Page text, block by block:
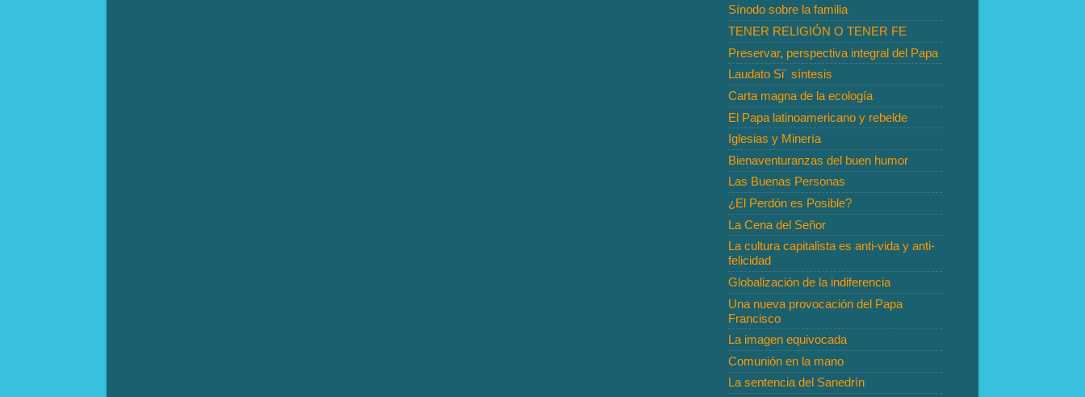
Sínodo sobre la familia
TENER RELIGIÓN O TENER FE
Preservar, perspectiva integral del Papa
Laudato Si´ síntesis
Carta magna de la ecología
El Papa latinoamericano y rebelde
Iglesias y Minería
Bienaventuranzas del buen humor
Las Buenas Personas
¿El Perdón es Posible?
La Cena del Señor
La cultura capitalista es anti-vida y anti-
felicidad
Globalización de la indiferencia
Una nueva provocación del Papa
Francisco
La imagen equivocada
Comunión en la mano
La sentencia del Sanedrín